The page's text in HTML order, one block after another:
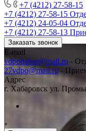
+7 (4212) 27-58-15
+7 (4212) 27-58-15
+7 (4212) 24-05-04
+7 (4212) 27-58-13
Заказать звонок
E-mail
vdpohabar@mail.ru -
27vdpo@mail.ru -
Адрес
г. Хабаровск ул.